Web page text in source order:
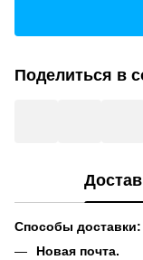
Поделиться в
Способы доставки:
Новая почта.